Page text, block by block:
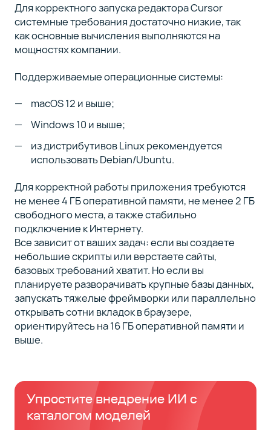
Для корректного запуска редактора Cursor
системные требования достаточно низкие, так
как основные вычисления выполняются на
мощностях компании.
Поддерживаемые операционные системы:
macOS 12 и выше;
Windows 10 и выше;
из дистрибутивов Linux рекомендуется
использовать Debian/Ubuntu.
Для корректной работы приложения требуются
не менее 4 ГБ оперативной памяти, не менее 2 ГБ
свободного места, а также стабильно
подключение к Интернету.
Все зависит от ваших задач: если вы создаете
небольшие скрипты или верстаете сайты,
базовых требований хватит. Но если вы
планируете разворачивать крупные базы данных,
запускать тяжелые фреймворки или параллельно
открывать сотни вкладок в браузере,
ориентируйтесь на 16 ГБ оперативной памяти и
выше.
Упростите внедрение ИИ с
каталогом моделей